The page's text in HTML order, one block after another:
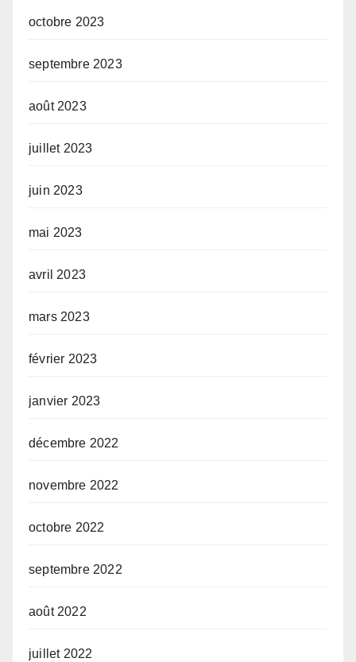
octobre 2023
septembre 2023
août 2023
juillet 2023
juin 2023
mai 2023
avril 2023
mars 2023
février 2023
janvier 2023
décembre 2022
novembre 2022
octobre 2022
septembre 2022
août 2022
juillet 2022